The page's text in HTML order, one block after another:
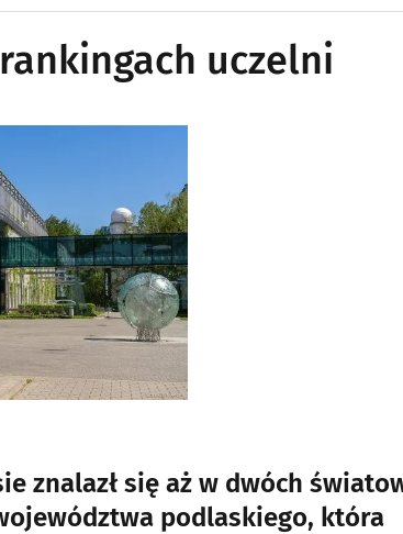
uczelni
znalazł się aż w dwóch
podlaskiego, która